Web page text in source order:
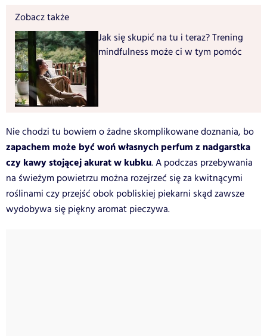
Zobacz także
Jak się skupić na tu i teraz? Trening
mindfulness może ci w tym pomóc
Nie chodzi tu bowiem o żadne skomplikowane doznania, bo
zapachem może być woń własnych perfum z nadgarstka
czy kawy stojącej akurat w kubku. A podczas przebywania
na świeżym powietrzu można rozejrzeć się za kwitnącymi
roślinami czy przejść obok pobliskiej piekarni skąd zawsze
wydobywa się piękny aromat pieczywa.